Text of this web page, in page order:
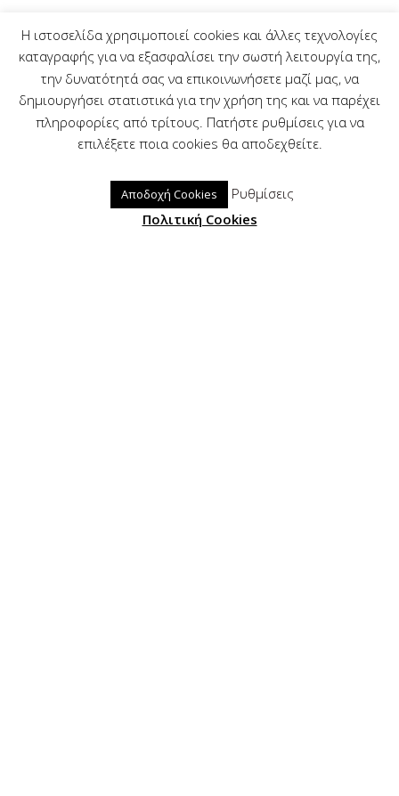
Η ιστοσελίδα χρησιμοποιεί cookies και άλλες τεχνολογίες
καταγραφής για να εξασφαλίσει την σωστή λειτουργία της,
την δυνατότητά σας να επικοινωνήσετε μαζί μας, να
δημιουργήσει στατιστικά για την χρήση της και να παρέχει
πληροφορίες από τρίτους. Πατήστε ρυθμίσεις για να
επιλέξετε ποια cookies θα αποδεχθείτε.
Αποδοχή Cookies
Ρυθμίσεις
Πολιτική Cookies